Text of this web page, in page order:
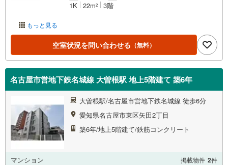
もっと見る
1K 22m2 3階
空室状況を問い合わせる （無料）
名古屋市営地下鉄名城線 大曽根駅 地上5階建て 築6年
大曽根駅/名古屋市営地下鉄名城線 徒歩6分
愛知県名古屋市東区矢田2丁目
築6年/地上5階建て/鉄筋コンクリート
マンション 掲載物件 2件